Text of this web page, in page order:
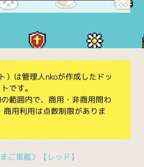
）は管理人nkoが作成したドッ
です。
範囲内で、商用・非商用問わ
用利用は点数制限がありま
ご軍艦）【レッド】